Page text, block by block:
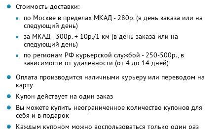
Стоимость доставки:
по Москве в пределах МКАД - 280р. (в день заказа или на
следующий день)
за МКАД - 300р. + 10р./1 км (в день заказа или на
следующий день)
по регионам РФ курьерской службой - 250-500р., в
зависимости от удаленности (от 4 до 14 дней)
Оплата производится наличными курьеру или переводом на
карту
Купон действует на один заказ
Вы можете купить неограниченное количество купонов для
себя и в подарок
Каждым купоном можно воспользоваться только один раз